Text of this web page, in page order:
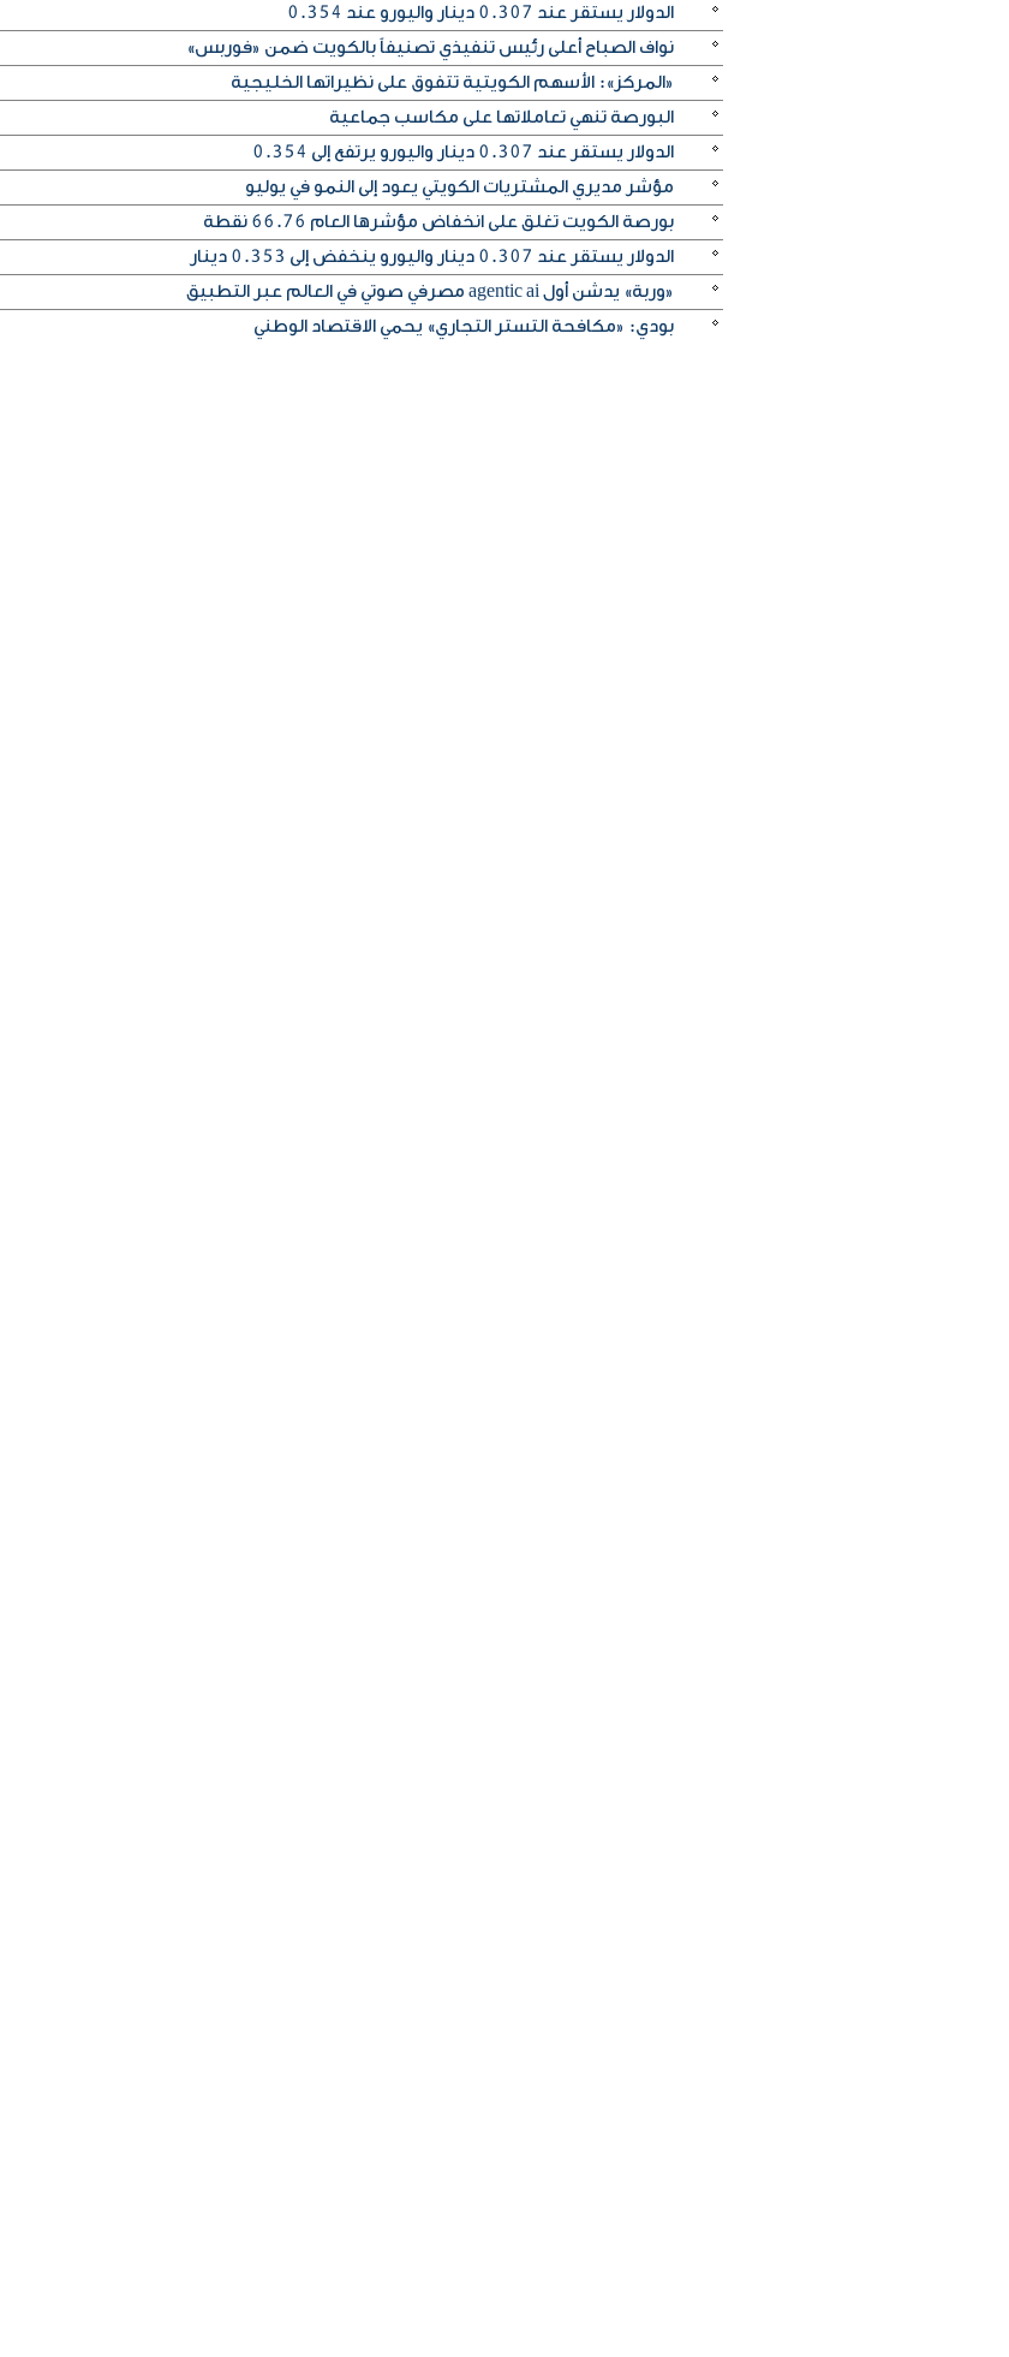
الدولار يستقر عند 0.307 دينار واليورو عند 0.354
نواف الصباح أعلى رئيس تنفيذي تصنيفاً بالكويت ضمن «فوربس»
«المركز»: الأسهم الكويتية تتفوق على نظيراتها الخليجية
البورصة تنهي تعاملاتها على مكاسب جماعية
الدولار يستقر عند 0.307 دينار واليورو يرتفع إلى 0.354
مؤشر مديري المشتريات الكويتي يعود إلى النمو في يوليو
بورصة الكويت تغلق على انخفاض مؤشرها العام 66.76 نقطة
الدولار يستقر عند 0.307 دينار واليورو ينخفض إلى 0.353 دينار
«وربة» يدشن أول agentic ai مصرفي صوتي في العالم عبر التطبيق
بودي: «مكافحة التستر التجاري» يحمي الاقتصاد الوطني